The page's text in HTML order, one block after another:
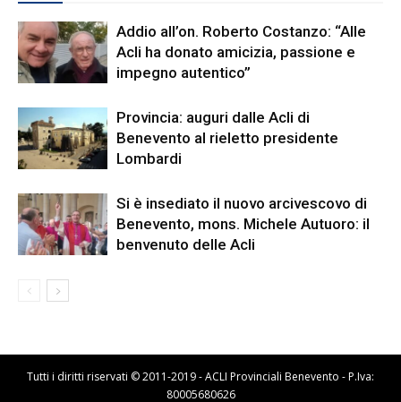
Addio all’on. Roberto Costanzo: “Alle
Acli ha donato amicizia, passione e
impegno autentico”
Provincia: auguri dalle Acli di
Benevento al rieletto presidente
Lombardi
Si è insediato il nuovo arcivescovo di
Benevento, mons. Michele Autuoro: il
benvenuto delle Acli
Tutti i diritti riservati © 2011-2019 - ACLI Provinciali Benevento - P.Iva:
80005680626